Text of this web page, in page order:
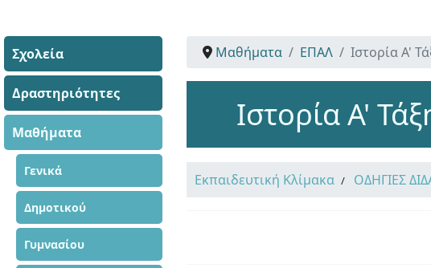
Σχολεία
Δραστηριότητες
Μαθήματα
Γενικά
Δημοτικού
Γυμνασίου
Μαθήματα ΕΠΑΛ Ιστορία Α'
Ιστορία Α'
Εκπαιδευτική Κλίμακα ΟΔΗΓΙΕΣ